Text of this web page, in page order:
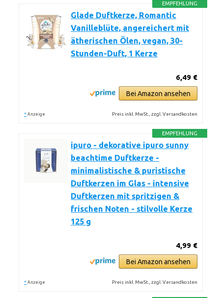
EMPFEHLUNG
Glade Duftkerze, Romantic
Vanilleblüte, angereichert mit
ätherischen Ölen, vegan, 30-
Stunden-Duft, 1 Kerze
6,49 €
Bei Amazon ansehen
* Anzeige Preis inkl. MwSt., zzgl. Versandkosten
EMPFEHLUNG
ipuro - dekorative ipuro sunny
beachtime Duftkerze -
minimalistische & puristische
Duftkerzen im Glas - intensive
Duftkerzen mit spritzigen &
frischen Noten - stilvolle Kerze
125 g
4,99 €
Bei Amazon ansehen
* Anzeige Preis inkl. MwSt., zzgl. Versandkosten